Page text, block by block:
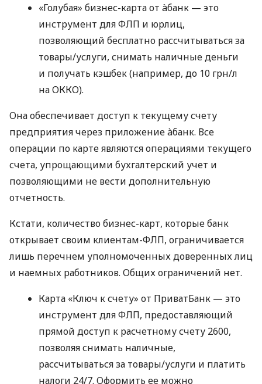
«Голубая» бизнес-карта от àбанк — это
инструмент для ФЛП и юрлиц,
позволяющий бесплатно рассчитываться за
товары/услуги, снимать наличные деньги
и получать кэшбек (например, до 10 грн/л
на ОККО).
Она обеспечивает доступ к текущему счету
предприятия через приложение àбанк. Все
операции по карте являются операциями текущего
счета, упрощающими бухгалтерский учет и
позволяющими не вести дополнительную
отчетность.
Кстати, количество бизнес-карт, которые банк
открывает своим клиентам-ФЛП, ограничивается
лишь перечнем уполномоченных доверенных лиц
и наемных работников. Общих ограничений нет.
Карта «Ключ к счету» от ПриватБанк — это
инструмент для ФЛП, предоставляющий
прямой доступ к расчетному счету 2600,
позволяя снимать наличные,
рассчитываться за товары/услуги и платить
налоги 24/7. Оформить ее можно